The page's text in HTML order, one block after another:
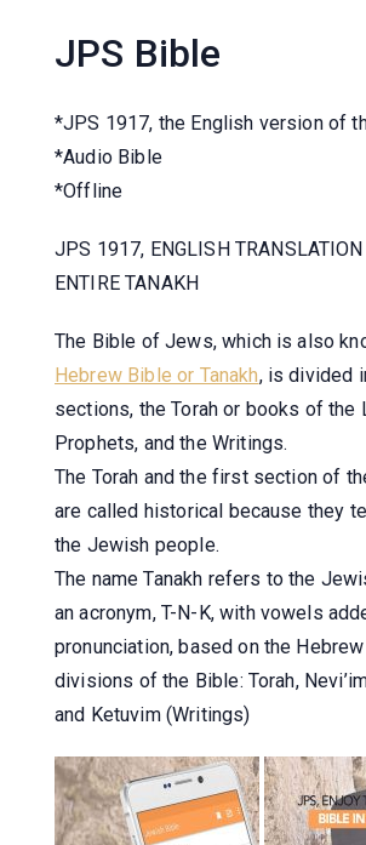
JPS Bible
*JPS 1917, the English version of
*Audio Bible
*Offline
JPS 1917, ENGLISH TRANSLATION
ENTIRE TANAKH
The Bible of Jews, which is also
Hebrew Bible or Tanakh, is divided
sections, the Torah or books of the
Prophets, and the Writings.
The Torah and the first section of
are called historical because they
the Jewish people.
The name Tanakh refers to the
an acronym, T-N-K, with vowels
pronunciation, based on the
divisions of the Bible: Torah,
and Ketuvim (Writings)